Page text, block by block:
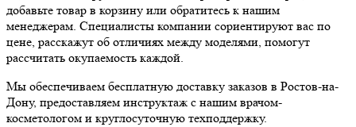
добавьте товар в корзину или обратитесь к нашим
менеджерам. Специалисты компании сориентируют вас по
цене, расскажут об отличиях между моделями, помогут
рассчитать окупаемость каждой.
Мы обеспечиваем бесплатную доставку заказов в Ростов-на-
Дону, предоставляем инструктаж с нашим врачом-
косметологом и круглосуточную техподдержку.